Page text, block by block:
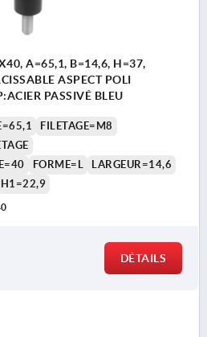
A=65,1, B=14,6, H=37,
ASPECT POLI
PASSIVÉ BLEU
FILETAGE=M8
FORME=L
LARGEUR=14,6
H1=22,9
DÉTAILS